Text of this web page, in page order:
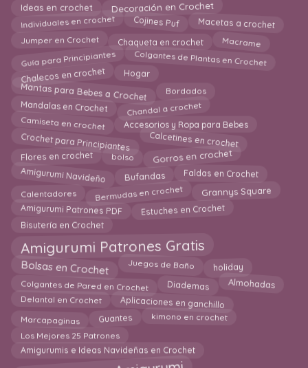
Ideas en crochet Decoración en Crochet
Individuales en crochet Cojines Puf Macetas a crochet
Jumper en Crochet Chaqueta en crochet Macrame
Guía para Principiantes Colgantes de Plantas en Crochet
Chalecos en crochet Hogar
Mantas para Bebes a Crochet Bordados
Mandalas en Crochet Chandal a crochet
Camiseta en crochet Accesorios y Ropa para Bebes
Crochet para Principiantes Calcetines en crochet
Flores en crochet bolso Gorros en crochet
Amigurumi Navideño Bufandas Faldas en Crochet
Calentadores Bermudas en crochet Grannys Square
Amigurumi Patrones PDF Estuches en Crochet
Bisutería en Crochet
Amigurumi Patrones Gratis
Bolsas en Crochet Juegos de Baño holiday
Colgantes de Pared en Crochet Diademas Almohadas
Delantal en Crochet Aplicaciones en ganchillo
Marcapaginas Guantes kimono en crochet
Los Mejores 25 Patrones
Amigurumis e Ideas Navideñas en Crochet